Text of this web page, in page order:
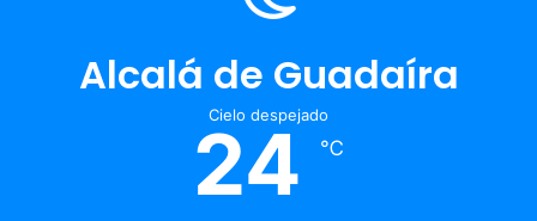
Alcalá de Guadaíra
Cielo despejado
24 ℃